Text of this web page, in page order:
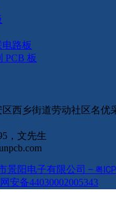
路板
PCB 板
西乡街道劳动社区名优
，文先生
景阳电子有限公司 – 粤
安备44030002005343